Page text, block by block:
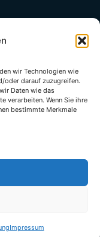
wir Technologien wie
oder darauf zuzugreifen.
Daten wie das
verarbeiten. Wenn Sie ihre
bestimmte Merkmale
Impressum